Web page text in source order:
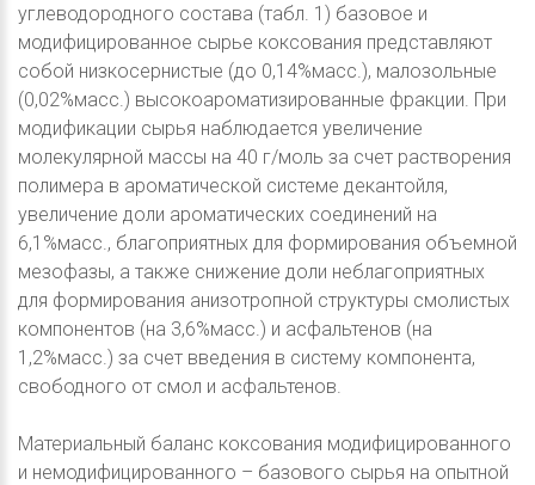
углеводородного состава (табл. 1) базовое и
модифицированное сырье коксования представляют
собой низкосернистые (до 0,14%масс.), малозольные
(0,02%масс.) высокоароматизированные фракции. При
модификации сырья наблюдается увеличение
молекулярной массы на 40 г/моль за счет растворения
полимера в ароматической системе декантойля,
увеличение доли ароматических соединений на
6,1%масс., благоприятных для формирования объемной
мезофазы, а также снижение доли неблагоприятных
для формирования анизотропной структуры смолистых
компонентов (на 3,6%масс.) и асфальтенов (на
1,2%масс.) за счет введения в систему компонента,
свободного от смол и асфальтенов.
Материальный баланс коксования модифицированного
и немодифицированного – базового сырья на опытной